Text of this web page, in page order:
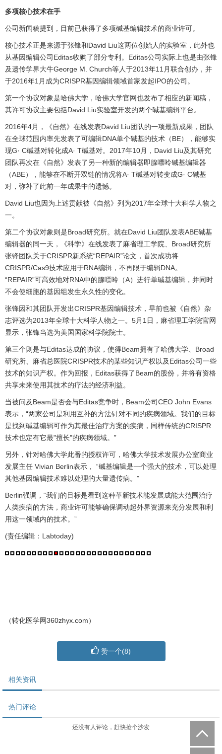
多项核心技术在手
公司新闻稿提到，目前已获得了多项碱基编辑技术的商业许可。
核心技术正是来源于张锋和David Liu这两位创始人的实验室，此外也
从基因编辑公司Editas收购了部分专利。Editas公司实际上也是由张锋
及遗传学界大牛George M. Church等人于2013年11月联合创办，并
于2016年1月成为CRISPR基因编辑领域首家发起IPO的公司。
第一个协议对象是哈佛大学，哈佛大学官网也发布了相应的新闻稿，
其许可协议主要包括David Liu实验室开发的两个碱基编辑平台。
2016年4月，《自然》在线发表David Liu团队的一项最新成果，团队
在全球范围内率先发表了可编辑DNA单个碱基的技术（BE），能够实
现G· C碱基对转化成A· T碱基对。2017年10月，David Liu及其研究
团队再次在《自然》发表了另一种新的编辑器即腺嘌呤碱基编辑器
（ABE），能够在不断开双链的情况将A· T碱基对转变成G· C碱基
对，弥补了此前一年成果中的遗憾。
David Liu也因为上述贡献被《自然》列为2017年全球十大科学人物之
一。
第二个协议对象则是Broad研究所。就在David Liu团队发表ABE碱基
编辑器的同一天，《科学》在线发表了麻省理工学院、Broad研究所
张锋团队关于CRISPR新系统“REPAIR”论文，首次成功将
CRISPR/Cas9技术应用于RNA编辑，不再限于编辑DNA。
“REPAIR”可高效地对RNA中的腺嘌呤（A）进行单碱基编辑，并同时
不会使细胞的基因组发生永久性的变化。
张锋因和其团队开发出CRISPR基因编辑技术，早前也被《自然》杂
志评选为2013年全球十大科学人物之一。5月1日，麻省理工学院官网
显示，张锋当选为美国国家科学院院士。
第三个则是与Editas达成的协议，使得Beam拥有了哈佛大学、Broad
研究所、麻省总医院CRISPR技术的某些知识产权以及Editas公司一些
技术的知识产权。作为回报，Editas获得了Beam的股份，并将有资格
共享未来使用其技术的疗法的经济利益。
当被问及Beam是否会与Editas竞争时，Beam公司CEO John Evans
表示，“两家公司是利用互补的方法针对不同的疾病领域。我们的目标
是找到碱基编辑可作为其最佳治疗方案的疾病，同样传统的CRISPR
技术也定有它最"擅长"的疾病领域。”
另外，针对哈佛大学此番的授权许可，哈佛大学技术发展办公室商业
发展主任 Vivian Berlin表示， “碱基编辑是一个强大的技术，可以处理
其他基因编辑技术难以处理的大量遗传病。”
Berlin强调，“我们的目标是看到这种革新技术能发展成能大范围治疗
人类疾病的方法，商业许可能够确保调动起外界资源来充分发展和利
用这一领域内的技术。”
(责任编辑：Labtoday)
（转化医学网360zhyx.com）
赞一个(8)
相关资讯
热门评论
还没有人评论，赶快抢个沙发